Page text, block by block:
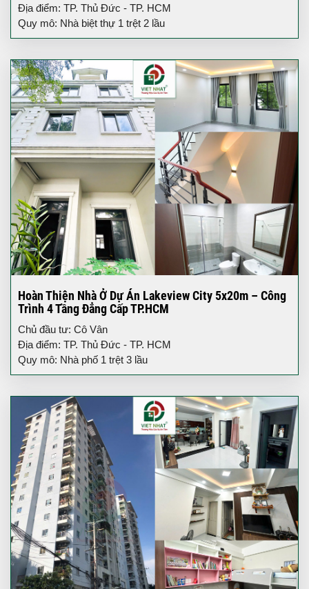
Địa điểm: TP. Thủ Đức - TP. HCM
Quy mô: Nhà biệt thự 1 trệt 2 lầu
Hoàn Thiện Nhà Ở Dự Án Lakeview City 5x20m – Công
Trình 4 Tầng Đẳng Cấp TP.HCM
Chủ đầu tư: Cô Vân
Địa điểm: TP. Thủ Đức - TP. HCM
Quy mô: Nhà phố 1 trệt 3 lầu